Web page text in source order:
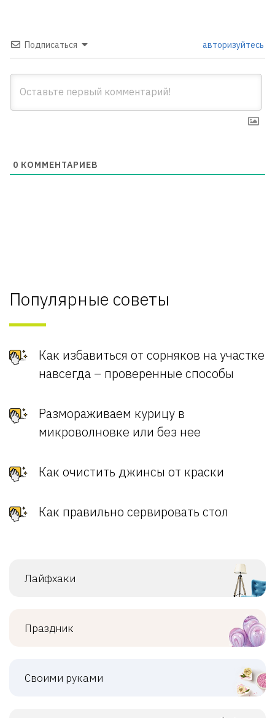
Подписаться авторизуйтесь
0 КОММЕНТАРИЕВ
Популярные советы
Как избавиться от сорняков на участке
навсегда – проверенные способы
Размораживаем курицу в
микроволновке или без нее
Как очистить джинсы от краски
Как правильно сервировать стол
Лайфхаки
Праздник
Своими руками